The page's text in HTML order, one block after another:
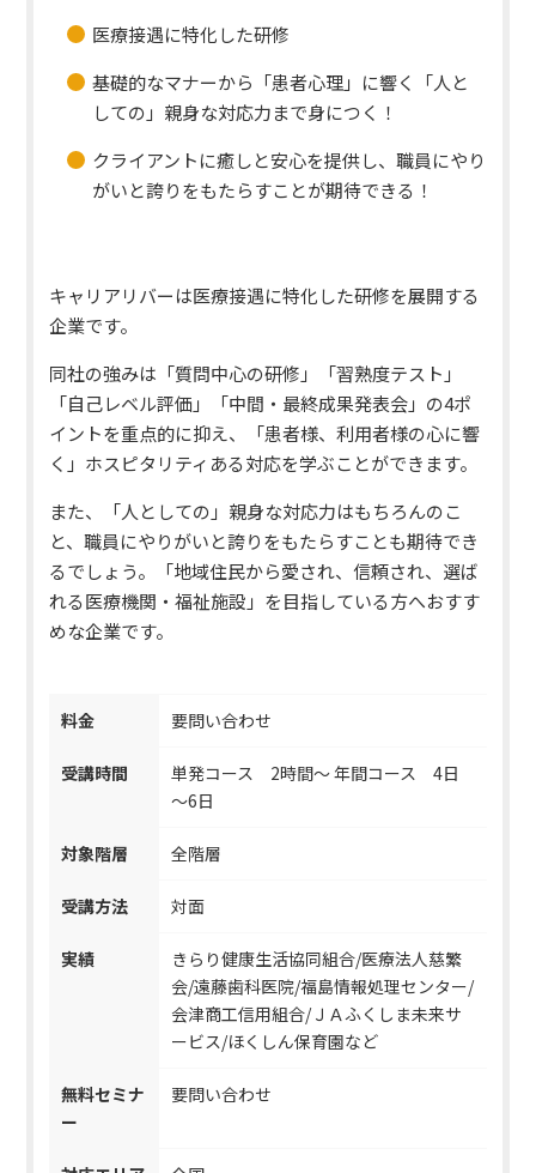
医療接遇に特化した研修
基礎的なマナーから「患者心理」に響く「人と
しての」親身な対応力まで身につく！
クライアントに癒しと安心を提供し、職員にやり
がいと誇りをもたらすことが期待できる！
キャリアリバーは医療接遇に特化した研修を展開する
企業です。
同社の強みは「質問中心の研修」「習熟度テスト」
「自己レベル評価」「中間・最終成果発表会」の4ポ
イントを重点的に抑え、
「患者様、利用者様の心に響
く」 ホスピタリティある対応を学ぶことができます。
また、「人としての」親身な対応力はもちろんのこ
と、職員にやりがいと誇りをもたらすことも期待でき
るでしょう。
「地域住民から愛され、信頼され、選ば
れる医療機関・福祉施設」 を目指している方へおすす
めな企業です。
料金 要問い合わせ
受講時間
単発コース 2時間～ 年間コース 4日
～6日
対象階層 全階層
受講方法 対面
実績
きらり健康生活協同組合/医療法人慈繁
会/遠藤歯科医院/福島情報処理センター/
会津商工信用組合/ＪＡふくしま未来サ
ービス/ほくしん保育園など
無料セミナ
ー
要問い合わせ